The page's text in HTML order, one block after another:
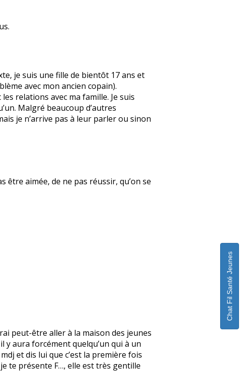
je suis une fille de bientôt 17 ans et
avec mon ancien copain).
relations avec ma famille. Je suis
Malgré beaucoup d’autres
je n’arrive pas à leur parler ou sinon
être aimée, de ne pas réussir, qu’on se
peut-être aller à la maison des jeunes
y aura forcément quelqu’un qui à un
et dis lui que c’est la première fois
te présente F…, elle est très gentille
Chat Fil Santé Jeunes